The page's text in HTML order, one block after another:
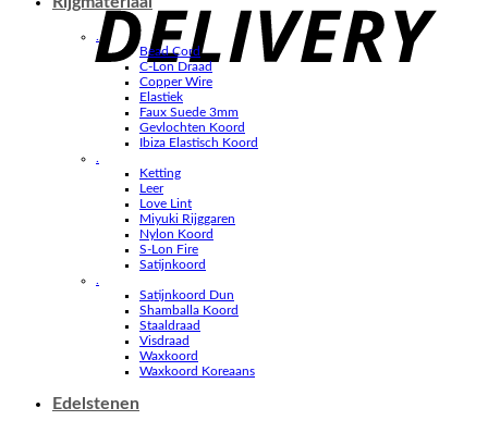
.
Bead Cord
C-Lon Draad
Copper Wire
Elastiek
Faux Suede 3mm
Gevlochten Koord
Ibiza Elastisch Koord
.
Ketting
Leer
Love Lint
Miyuki Rijggaren
Nylon Koord
S-Lon Fire
Satijnkoord
.
Satijnkoord Dun
Shamballa Koord
Staaldraad
Visdraad
Waxkoord
Waxkoord Koreaans
Edelstenen